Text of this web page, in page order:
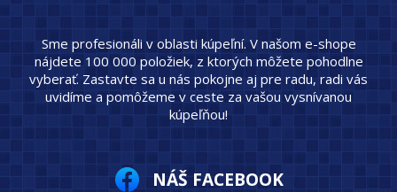
Sme profesionáli v oblasti kúpeľní. V našom e-shope
nájdete 100 000 položiek, z ktorých môžete pohodlne
vyberať. Zastavte sa u nás pokojne aj pre radu, radi vás
uvidíme a pomôžeme v ceste za vašou vysnívanou
kúpeľňou!
NÁŠ FACEBOOK